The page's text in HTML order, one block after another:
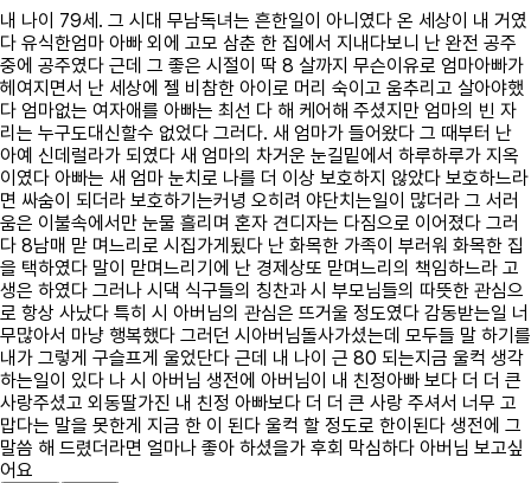
내 나이 79세. 그 시대 무남독녀는 흔한일이 아니였다 온 세상이 내 거였
다 유식한엄마 아빠 외에 고모 삼춘 한 집에서 지내다보니 난 완전 공주
중에 공주였다 근데 그 좋은 시절이 딱 8 살까지 무슨이유로 엄마아빠가
헤여지면서 난 세상에 젤 비참한 아이로 머리 숙이고 움추리고 살아야했
다 엄마없는 여자애를 아빠는 최선 다 해 케어해 주셨지만 엄마의 빈 자
리는 누구도대신할수 없었다 그러다. 새 엄마가 들어왔다 그 때부터 난
아예 신데럴라가 되였다 새 엄마의 차거운 눈길밑에서 하루하루가 지옥
이였다 아빠는 새 엄마 눈치로 나를 더 이상 보호하지 않았다 보호하느라
면 싸숨이 되더라 보호하기는커녕 오히려 야단치는일이 많더라 그 서러
움은 이불속에서만 눈물 흘리며 혼자 견디자는 다짐으로 이어졌다 그러
다 8남매 맏 며느리로 시집가게됬다 난 화목한 가족이 부러워 화목한 집
을 택하였다 말이 맏며느리기에 난 경제상또 맏며느리의 책임하느라 고
생은 하였다 그러나 시댁 식구들의 칭찬과 시 부모님들의 따뜻한 관심으
로 항상 사났다 특히 시 아버님의 관심은 뜨거울 정도였다 감동받는일 너
무많아서 마냥 행복했다 그러던 시아버님돌사가셨는데 모두들 말 하기를
내가 그렇게 구슬프게 울었단다 근데 내 나이 근 80 되는지금 울컥 생각
하는일이 있다 나 시 아버님 생전에 아버님이 내 친정아빠 보다 더 더 큰
사랑주셨고 외동딸가진 내 친정 아빠보다 더 더 큰 사랑 주셔서 너무 고
맙다는 말을 못한게 지금 한 이 된다 울컥 할 정도로 한이된다 생전에 그
말씀 해 드렸더라면 얼마나 좋아 하셨을가 후회 막심하다 아버님 보고싶
어요